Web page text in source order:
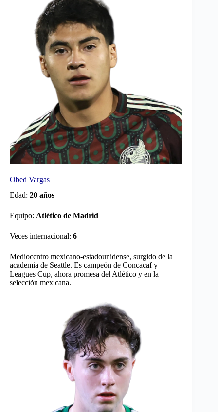
Obed Vargas
Edad: 20 años
Equipo: Atlético de Madrid
Veces internacional: 6
Mediocentro mexicano-estadounidense, surgido de la
academia de Seattle. Es campeón de Concacaf y
Leagues Cup, ahora promesa del Atlético y en la
selección mexicana.